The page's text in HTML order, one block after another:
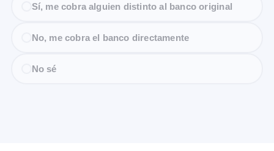
Sí, me cobra alguien distinto al banco original
No, me cobra el banco directamente
No sé